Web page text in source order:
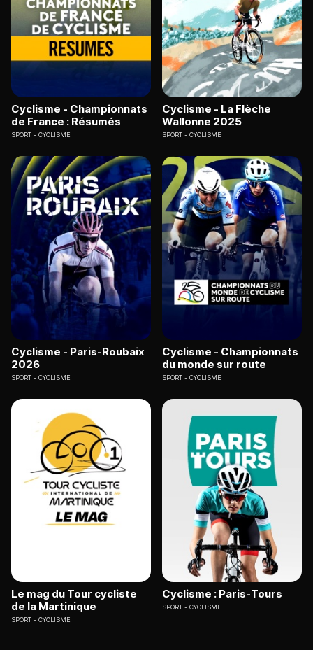
Cyclisme - Championnats
de France : Résumés
SPORT CYCLISME
Cyclisme - La Flèche
Wallonne 2025
SPORT CYCLISME
Cyclisme - Paris-Roubaix
2026
SPORT CYCLISME
Cyclisme - Championnats
du monde sur route
SPORT CYCLISME
Le mag du Tour cycliste
de la Martinique
SPORT CYCLISME
Cyclisme : Paris-Tours
SPORT CYCLISME